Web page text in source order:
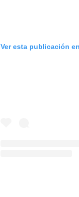
Ver esta publicación